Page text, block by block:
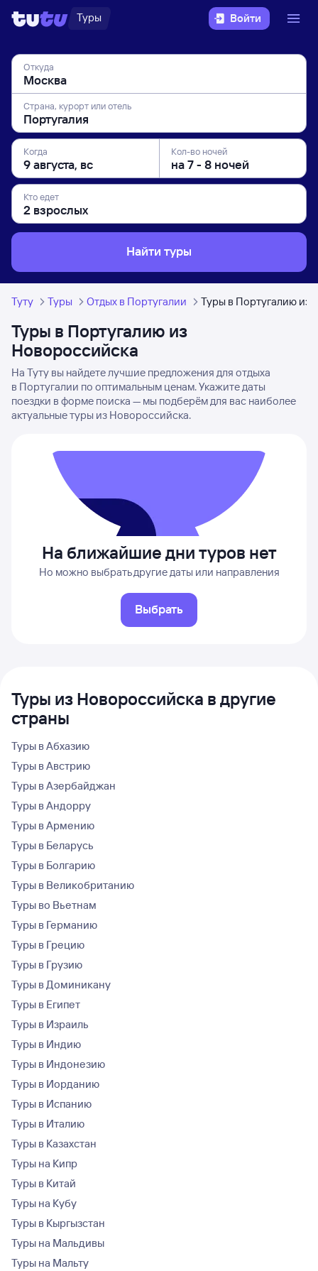
Туры Войти
Откуда
Страна, курорт или отель
Когда Кол-во ночей
Кто едет
Найти туры
Туту Туры Отдых в Португалии Туры в Португалию из
Туры в Португалию из
Новороссийска
На Туту вы найдете лучшие предложения для отдыха
в Португалии по оптимальным ценам. Укажите даты
поездки в форме поиска — мы подберём для вас наиболее
актуальные туры из Новороссийска.
На ближайшие дни туров нет
Но можно выбрать другие даты или направления
Выбрать
Туры из Новороссийска в другие
страны
Туры в Абхазию
Туры в Австрию
Туры в Азербайджан
Туры в Андорру
Туры в Армению
Туры в Беларусь
Туры в Болгарию
Туры в Великобританию
Туры во Вьетнам
Туры в Германию
Туры в Грецию
Туры в Грузию
Туры в Доминикану
Туры в Египет
Туры в Израиль
Туры в Индию
Туры в Индонезию
Туры в Иорданию
Туры в Испанию
Туры в Италию
Туры в Казахстан
Туры на Кипр
Туры в Китай
Туры на Кубу
Туры в Кыргызстан
Туры на Мальдивы
Туры на Мальту